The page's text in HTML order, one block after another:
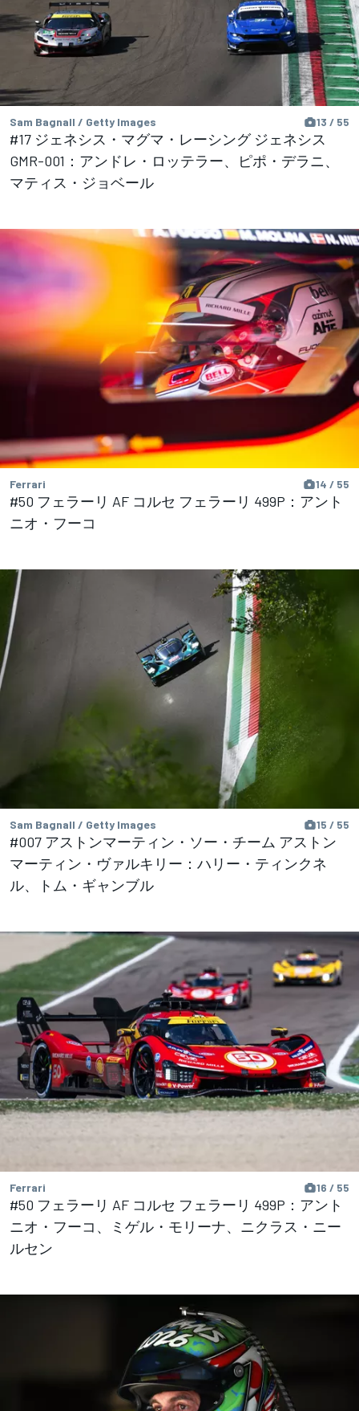
Sam Bagnall / Getty Images 13 / 55
#17 ジェネシス・マグマ・レーシング ジェネシス
GMR-001：アンドレ・ロッテラー、ピポ・デラニ、
マティス・ジョベール
Ferrari 14 / 55
#50 フェラーリ AF コルセ フェラーリ 499P：アント
ニオ・フーコ
Sam Bagnall / Getty Images 15 / 55
#007 アストンマーティン・ソー・チーム アストン
マーティン・ヴァルキリー：ハリー・ティンクネ
ル、トム・ギャンブル
Ferrari 16 / 55
#50 フェラーリ AF コルセ フェラーリ 499P：アント
ニオ・フーコ、ミゲル・モリーナ、ニクラス・ニー
ルセン